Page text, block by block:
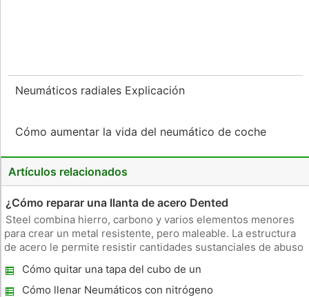
Neumáticos radiales Explicación
Cómo aumentar la vida del neumático de coche
Artículos relacionados
¿Cómo reparar una llanta de acero Dented
Steel combina hierro, carbono y varios elementos menores
para crear un metal resistente, pero maleable. La estructura
de acero le permite resistir cantidades sustanciales de abuso
desventaja de llantas de acero es que, si bien son menos
propens
Cómo quitar una tapa del cubo de un
Renault Clio
Cómo llenar Neumáticos con nitrógeno